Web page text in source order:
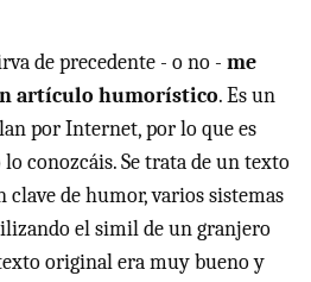
de precedente - o no - me
artículo humorístico. Es un
por Internet, por lo que es
conozcáis. Se trata de un texto
clave de humor, varios sistemas
el simil de un granjero
original era muy bueno y